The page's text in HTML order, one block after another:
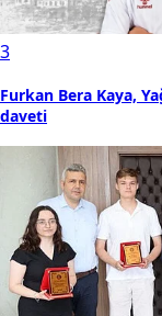
3
Furkan Bera Kaya,
daveti